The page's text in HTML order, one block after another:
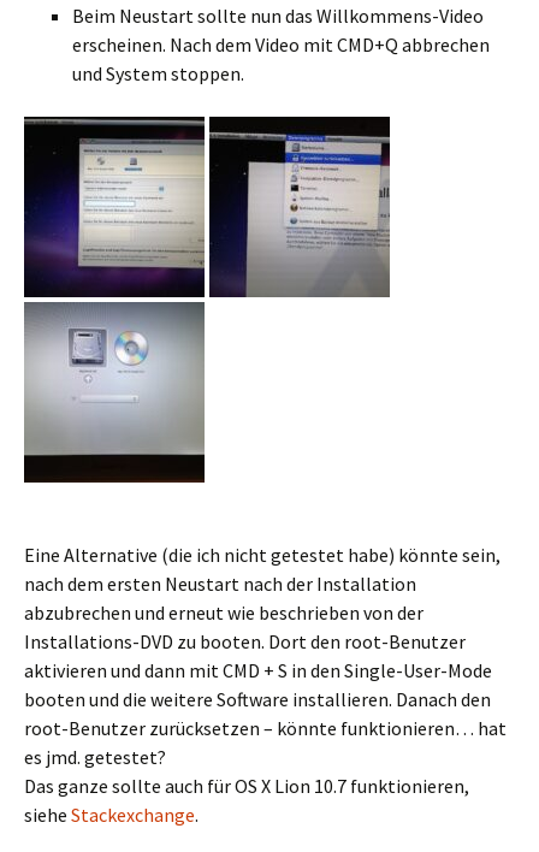
Beim Neustart sollte nun das Willkommens-Video
erscheinen. Nach dem Video mit CMD+Q abbrechen
und System stoppen.
Eine Alternative (die ich nicht getestet habe) könnte sein,
nach dem ersten Neustart nach der Installation
abzubrechen und erneut wie beschrieben von der
Installations-DVD zu booten. Dort den root-Benutzer
aktivieren und dann mit CMD + S in den Single-User-Mode
booten und die weitere Software installieren. Danach den
root-Benutzer zurücksetzen – könnte funktionieren… hat
es jmd. getestet?
Das ganze sollte auch für OS X Lion 10.7 funktionieren,
siehe Stackexchange.